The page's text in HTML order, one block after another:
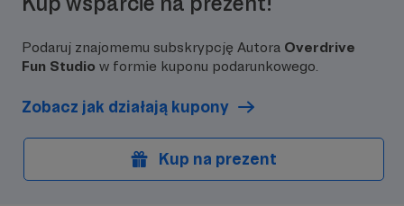
organizowany tylko dla Patronów!
- zaproszenie na spotkanie
patronów OFS, jak będzie taka
- zaproszenie na
patronów OFS, jak
organizowany
Podaruj znajomemu subskrypcję Autora Overdrive
Fun Studio w formie kuponu podarunkowego.
Zobacz jak działają kupony
Kup na prezent